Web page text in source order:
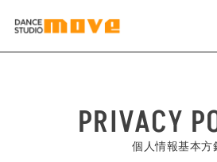
PRIVACY
個人情報基本方